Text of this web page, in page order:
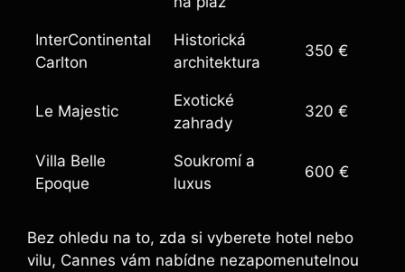
InterContinental
Carlton
Historická
architektura
350 €
Le Majestic
Exotické
zahrady
320 €
Villa Belle
Epoque
Soukromí a
luxus
600 €
Bez ohledu na to, zda si vyberete hotel nebo
vilu, Cannes vám nabídne nezapomenutelnou